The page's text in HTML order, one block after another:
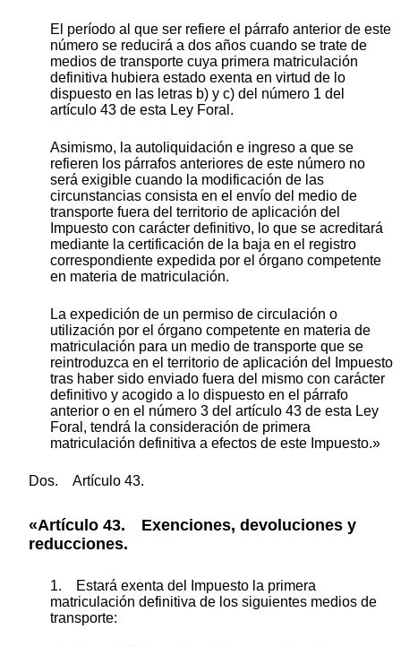
El período al que ser refiere el párrafo anterior de este
número se reducirá a dos años cuando se trate de
medios de transporte cuya primera matriculación
definitiva hubiera estado exenta en virtud de lo
dispuesto en las letras b) y c) del número 1 del
artículo 43 de esta Ley Foral.
Asimismo, la autoliquidación e ingreso a que se
refieren los párrafos anteriores de este número no
será exigible cuando la modificación de las
circunstancias consista en el envío del medio de
transporte fuera del territorio de aplicación del
Impuesto con carácter definitivo, lo que se acreditará
mediante la certificación de la baja en el registro
correspondiente expedida por el órgano competente
en materia de matriculación.
La expedición de un permiso de circulación o
utilización por el órgano competente en materia de
matriculación para un medio de transporte que se
reintroduzca en el territorio de aplicación del Impuesto
tras haber sido enviado fuera del mismo con carácter
definitivo y acogido a lo dispuesto en el párrafo
anterior o en el número 3 del artículo 43 de esta Ley
Foral, tendrá la consideración de primera
matriculación definitiva a efectos de este Impuesto.»
Dos. Artículo 43.
«Artículo 43. Exenciones, devoluciones y
reducciones.
1. Estará exenta del Impuesto la primera
matriculación definitiva de los siguientes medios de
transporte: